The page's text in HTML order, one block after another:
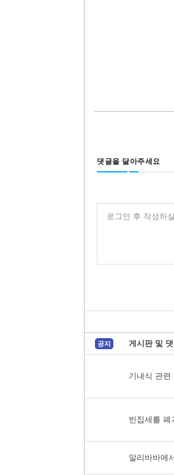
댓글을 달아주세요
로그인 후 작성하
공지 게시판 및
기내식 관련
빈집세를 폐
알리바바에